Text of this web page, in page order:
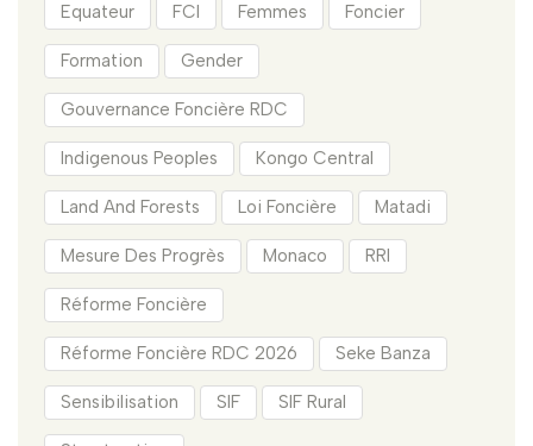
Equateur FCI Femmes Foncier
Formation Gender
Gouvernance Foncière RDC
Indigenous Peoples Kongo Central
Land And Forests Loi Foncière Matadi
Mesure Des Progrès Monaco RRI
Réforme Foncière
Réforme Foncière RDC 2026 Seke Banza
Sensibilisation SIF SIF Rural